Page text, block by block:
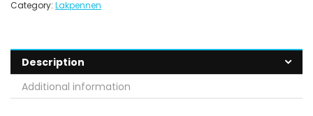
Category: Lakpennen
Description
Additional information